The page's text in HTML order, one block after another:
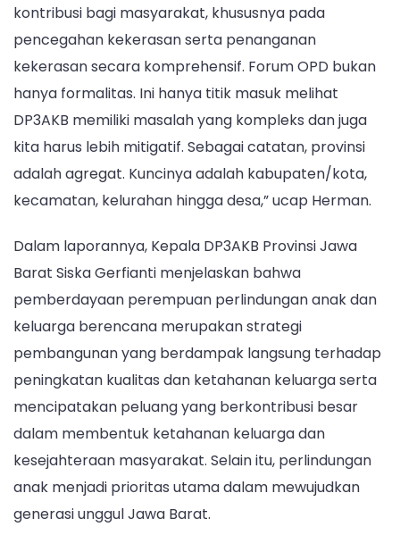
kontribusi bagi masyarakat, khususnya pada
pencegahan kekerasan serta penanganan
kekerasan secara komprehensif. Forum OPD bukan
hanya formalitas. Ini hanya titik masuk melihat
DP3AKB memiliki masalah yang kompleks dan juga
kita harus lebih mitigatif. Sebagai catatan, provinsi
adalah agregat. Kuncinya adalah kabupaten/kota,
kecamatan, kelurahan hingga desa,” ucap Herman.
Dalam laporannya, Kepala DP3AKB Provinsi Jawa
Barat Siska Gerfianti menjelaskan bahwa
pemberdayaan perempuan perlindungan anak dan
keluarga berencana merupakan strategi
pembangunan yang berdampak langsung terhadap
peningkatan kualitas dan ketahanan keluarga serta
mencipatakan peluang yang berkontribusi besar
dalam membentuk ketahanan keluarga dan
kesejahteraan masyarakat. Selain itu, perlindungan
anak menjadi prioritas utama dalam mewujudkan
generasi unggul Jawa Barat.